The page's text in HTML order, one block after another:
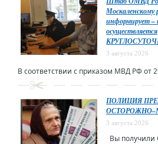
Москаленскому
информирует –
осуществляется
3 августа 2026
В соответствии с приказом МВД РФ от
ПОЛИЦИЯ
3 августа 2026
Вы